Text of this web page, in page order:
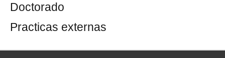
Doctorado
Practicas externas